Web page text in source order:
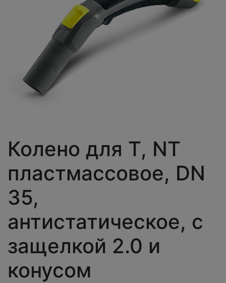
Колено для T, NT
пластмассовое, DN
35,
антистатическое, с
защелкой 2.0 и
конусом